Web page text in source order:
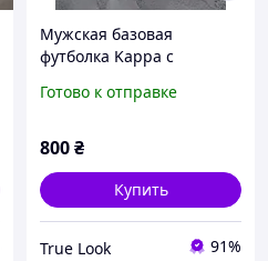
Мужская базовая
футболка Kappa с
белая)
Готово к отправке
800₴
Купить
True Look 91%